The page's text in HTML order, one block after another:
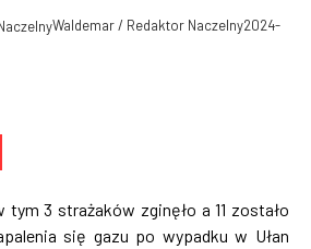
Waldemar / Redaktor Naczelny2024-
3 strażaków zginęło a 11 zostało
się gazu po wypadku w Ułan